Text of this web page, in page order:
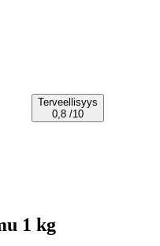
Terveellisyys
0,8 /10
1 kg